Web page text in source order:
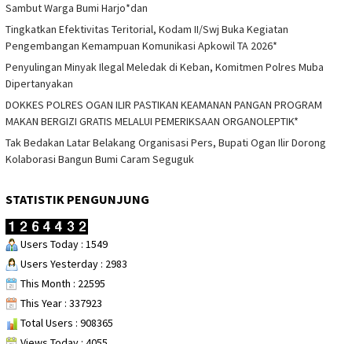
Sambut Warga Bumi Harjo*dan
Tingkatkan Efektivitas Teritorial, Kodam II/Swj Buka Kegiatan
Pengembangan Kemampuan Komunikasi Apkowil TA 2026*
Penyulingan Minyak Ilegal Meledak di Keban, Komitmen Polres Muba
Dipertanyakan
DOKKES POLRES OGAN ILIR PASTIKAN KEAMANAN PANGAN PROGRAM
MAKAN BERGIZI GRATIS MELALUI PEMERIKSAAN ORGANOLEPTIK*
Tak Bedakan Latar Belakang Organisasi Pers, Bupati Ogan Ilir Dorong
Kolaborasi Bangun Bumi Caram Seguguk
STATISTIK PENGUNJUNG
Users Today : 1549
Users Yesterday : 2983
This Month : 22595
This Year : 337923
Total Users : 908365